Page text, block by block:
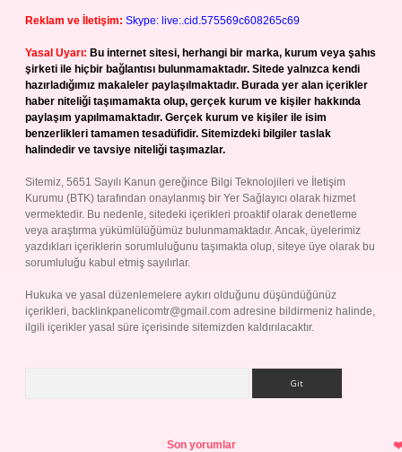
Reklam ve İletişim: Skype: live:.cid.575569c608265c69
Yasal Uyarı: Bu internet sitesi, herhangi bir marka, kurum veya şahıs
şirketi ile hiçbir bağlantısı bulunmamaktadır. Sitede yalnızca kendi
hazırladığımız makaleler paylaşılmaktadır. Burada yer alan içerikler
haber niteliği taşımamakta olup, gerçek kurum ve kişiler hakkında
paylaşım yapılmamaktadır. Gerçek kurum ve kişiler ile isim
benzerlikleri tamamen tesadüfidir. Sitemizdeki bilgiler taslak
halindedir ve tavsiye niteliği taşımazlar.
Sitemiz, 5651 Sayılı Kanun gereğince Bilgi Teknolojileri ve İletişim
Kurumu (BTK) tarafından onaylanmış bir Yer Sağlayıcı olarak hizmet
vermektedir. Bu nedenle, sitedeki içerikleri proaktif olarak denetleme
veya araştırma yükümlülüğümüz bulunmamaktadır. Ancak, üyelerimiz
yazdıkları içeriklerin sorumluluğunu taşımakta olup, siteye üye olarak bu
sorumluluğu kabul etmiş sayılırlar.
Hukuka ve yasal düzenlemelere aykırı olduğunu düşündüğünüz
içerikleri, backlinkpanelicomtr@gmail.com adresine bildirmeniz halinde,
ilgili içerikler yasal süre içerisinde sitemizden kaldırılacaktır.
Son yorumlar